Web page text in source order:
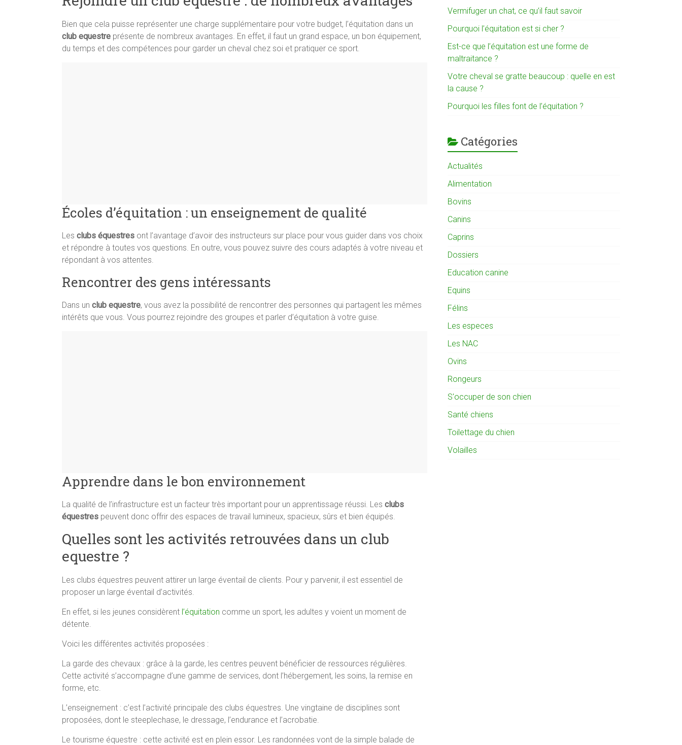
Bien que cela puisse représenter une charge supplémentaire pour votre budget, l’équitation dans un
club equestre présente de nombreux avantages. En effet, il faut un grand espace, un bon équipement,
du temps et des compétences pour garder un cheval chez soi et pratiquer ce sport.
Écoles d’équitation : un enseignement de qualité
Les clubs équestres ont l’avantage d’avoir des instructeurs sur place pour vous guider dans vos choix
et répondre à toutes vos questions. En outre, vous pouvez suivre des cours adaptés à votre niveau et
répondant à vos attentes.
Rencontrer des gens intéressants
Dans un club equestre, vous avez la possibilité de rencontrer des personnes qui partagent les mêmes
intérêts que vous. Vous pourrez rejoindre des groupes et parler d’équitation à votre guise.
Apprendre dans le bon environnement
La qualité de l’infrastructure est un facteur très important pour un apprentissage réussi. Les clubs
équestres peuvent donc offrir des espaces de travail lumineux, spacieux, sûrs et bien équipés.
Quelles sont les activités retrouvées dans un club
equestre ?
Les clubs équestres peuvent attirer un large éventail de clients. Pour y parvenir, il est essentiel de
proposer un large éventail d’activités.
En effet, si les jeunes considèrent l’équitation comme un sport, les adultes y voient un moment de
détente.
Voici les différentes activités proposées :
La garde des chevaux : grâce à la garde, les centres peuvent bénéficier de ressources régulières.
Cette activité s’accompagne d’une gamme de services, dont l’hébergement, les soins, la remise en
forme, etc.
L’enseignement : c’est l’activité principale des clubs équestres. Une vingtaine de disciplines sont
proposées, dont le steeplechase, le dressage, l’endurance et l’acrobatie.
Le tourisme équestre : cette activité est en plein essor. Les randonnées vont de la simple balade de
Vermifuger un chat, ce qu’il faut savoir
Pourquoi l’équitation est si cher ?
Est-ce que l’équitation est une forme de
maltraitance ?
Votre cheval se gratte beaucoup : quelle en est
la cause ?
Pourquoi les filles font de l’équitation ?
Catégories
Actualités
Alimentation
Bovins
Canins
Caprins
Dossiers
Education canine
Equins
Félins
Les especes
Les NAC
Ovins
Rongeurs
S'occuper de son chien
Santé chiens
Toilettage du chien
Volailles